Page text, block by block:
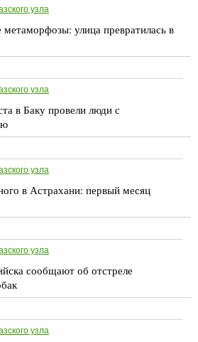
узла
метаморфозы: улица превратилась в
узла
в Баку провели люди с
узла
в Астрахани: первый месяц
узла
сообщают об отстреле
узла